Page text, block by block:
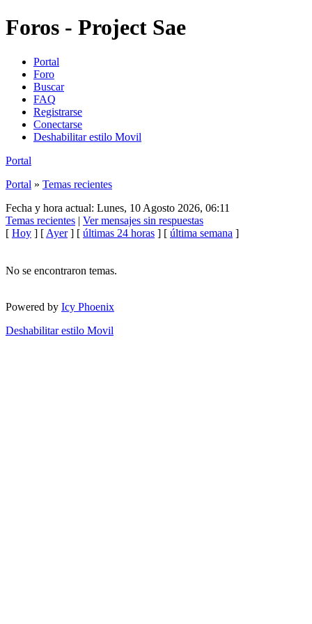
Foros - Project Sae
Portal
Foro
Buscar
FAQ
Registrarse
Conectarse
Deshabilitar estilo Movil
Portal
Portal » Temas recientes
Fecha y hora actual: Lunes, 10 Agosto 2026, 06:11
Temas recientes | Ver mensajes sin respuestas
[ Hoy ] [ Ayer] [ últimas 24 horas ] [ última semana ]
No se encontraron temas.
Powered by Icy Phoenix
Deshabilitar estilo Movil